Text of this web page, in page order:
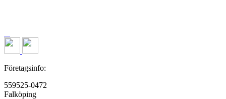
Företagsinfo:
559525-0472
Falköping